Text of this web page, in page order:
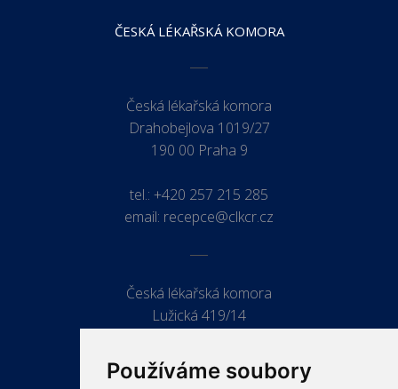
Používáme soubory
ČESKÁ LÉKAŘSKÁ KOMORA
Česká lékařská komora
Drahobejlova 1019/27
190 00 Praha 9
tel.: +420 257 215 285
email: recepce@clkcr.cz
Česká lékařská komora
Lužická 419/14